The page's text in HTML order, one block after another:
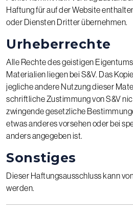
Haftung für auf der Website
oder Diensten Dritter übernehmen.
Urheberrechte
Alle Rechte des geistigen
Materialien liegen bei S&V. Das
jegliche andere Nutzung dieser
schriftliche Zustimmung von S&V
zwingende gesetzliche
etwas anderes vorsehen oder bei
anders angegeben ist.
Sonstiges
Dieser Haftungsausschluss kann
werden.